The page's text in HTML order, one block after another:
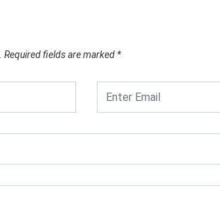
Required fields are marked *